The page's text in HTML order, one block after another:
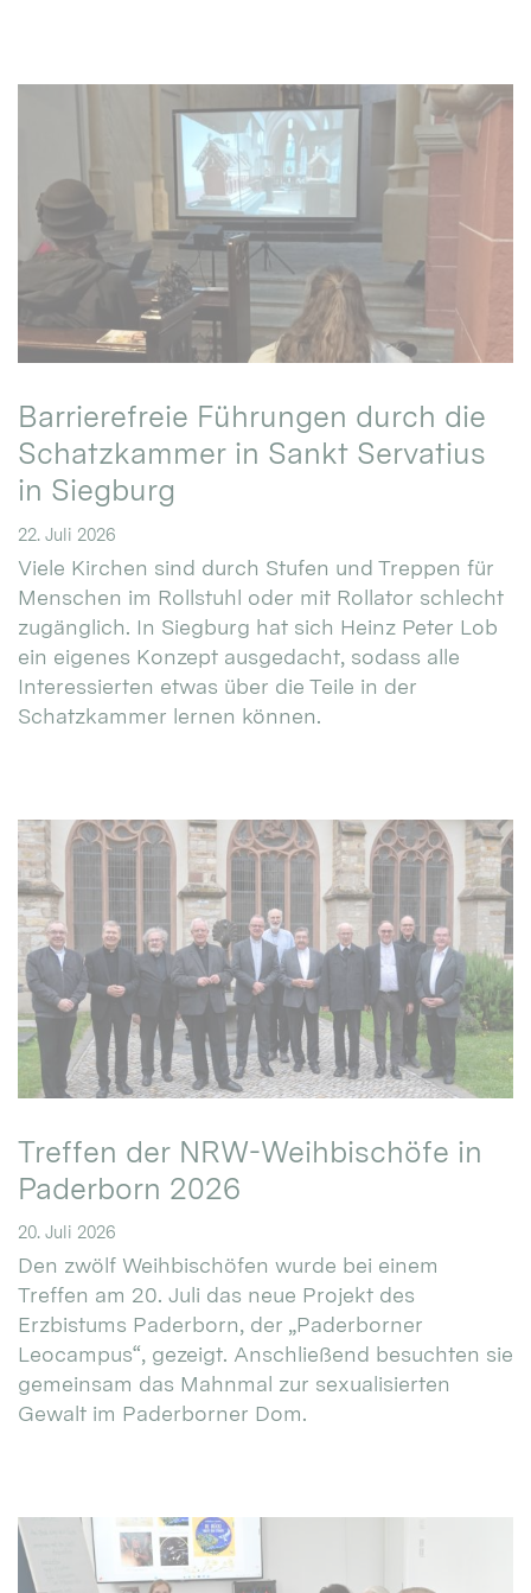
Barrierefreie Führungen durch die
Schatzkammer in Sankt Servatius
in Siegburg
22. Juli 2026
Viele Kirchen sind durch Stufen und Treppen für
Menschen im Rollstuhl oder mit Rollator schlecht
zugänglich. In Siegburg hat sich Heinz Peter Lob
ein eigenes Konzept ausgedacht, sodass alle
Interessierten etwas über die Teile in der
Schatzkammer lernen können.
Treffen der NRW-Weihbischöfe in
Paderborn 2026
20. Juli 2026
Den zwölf Weihbischöfen wurde bei einem
Treffen am 20. Juli das neue Projekt des
Erzbistums Paderborn, der „Paderborner
Leocampus“, gezeigt. Anschließend besuchten sie
gemeinsam das Mahnmal zur sexualisierten
Gewalt im Paderborner Dom.